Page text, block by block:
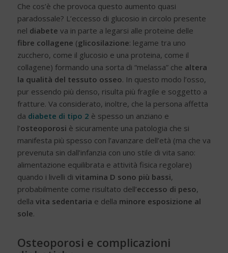
Che cos’è che provoca questo aumento quasi
paradossale? L’eccesso di glucosio in circolo presente
nel diabete va in parte a legarsi alle proteine delle
fibre collagene (glicosilazione: legame tra uno
zucchero, come il glucosio e una proteina, come il
collagene) formando una sorta di “melassa” che altera
la qualità del tessuto osseo. In questo modo l’osso,
pur essendo più denso, risulta più fragile e soggetto a
fratture. Va considerato, inoltre, che la persona affetta
da diabete di tipo 2 è spesso un anziano e
l’osteoporosi è sicuramente una patologia che si
manifesta più spesso con l’avanzare dell’età (ma che va
prevenuta sin dall’infanzia con uno stile di vita sano:
alimentazione equilibrata e attività fisica regolare)
quando i livelli di vitamina D sono più bassi,
probabilmente come risultato dell’eccesso di peso,
della vita sedentaria e della minore esposizione al
sole.
Osteoporosi e complicazioni